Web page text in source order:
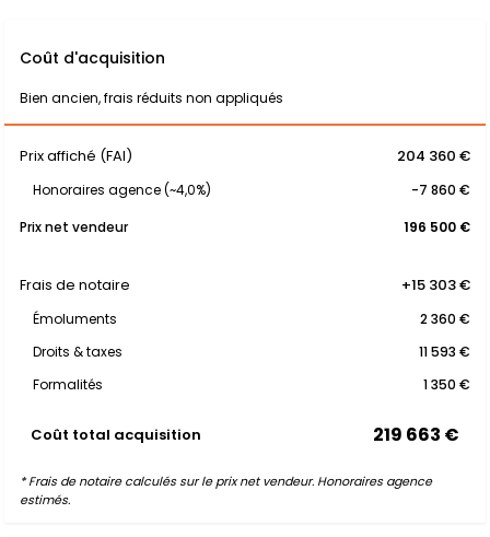
Coût d'acquisition
Bien ancien, frais réduits non appliqués
Prix affiché (FAI) 204 360 €
Honoraires agence (~4,0%)
-7 860 €
Prix net vendeur
196 500 €
Frais de notaire +15 303 €
Émoluments
2 360 €
Droits & taxes
11 593 €
Formalités
1 350 €
Coût total acquisition 219 663 €
* Frais de notaire calculés sur le prix net vendeur. Honoraires agence
estimés.